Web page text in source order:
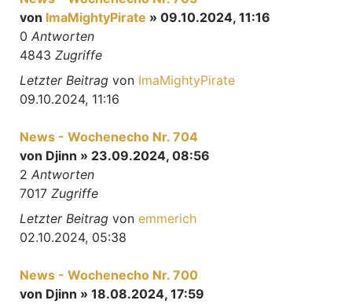
von ImaMightyPirate » 09.10.2024, 11:16
0 Antworten
4843 Zugriffe
Letzter Beitrag von ImaMightyPirate
09.10.2024, 11:16
News - Wochenecho Nr. 704
von Djinn » 23.09.2024, 08:56
2 Antworten
7017 Zugriffe
Letzter Beitrag von emmerich
02.10.2024, 05:38
News - Wochenecho Nr. 700
von Djinn » 18.08.2024, 17:59